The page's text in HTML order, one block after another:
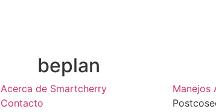
beplan
Acerca de Smartcherry
Contacto
Manejos